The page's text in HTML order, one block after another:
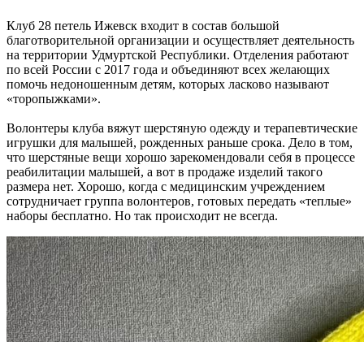
Клуб 28 петель Ижевск входит в состав большой
благотворительной организации и осуществляет деятельность
на территории Удмуртской Республики. Отделения работают
по всей России с 2017 года и объединяют всех желающих
помочь недоношенным детям, которых ласково называют
«торопыжками».
Волонтеры клуба вяжут шерстяную одежду и терапевтические
игрушки для малышей, рожденных раньше срока. Дело в том,
что шерстяные вещи хорошо зарекомендовали себя в процессе
реабилитации малышей, а вот в продаже изделий такого
размера нет. Хорошо, когда с медицинским учреждением
сотрудничает группа волонтеров, готовых передать «теплые»
наборы бесплатно. Но так происходит не всегда.